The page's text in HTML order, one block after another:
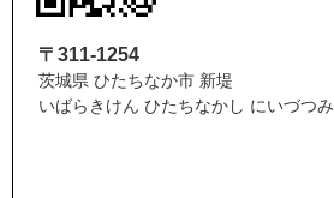
〒311-1254
茨城県 ひたちなか市 新堤
いばらきけん ひたちなかし にいづつみ